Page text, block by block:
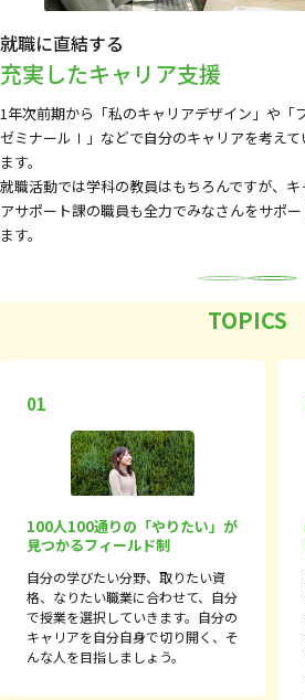
就職に直結する
充実したキャリア支援
1年次前期から「私のキャリアデザイン」や「
ゼミナールⅠ」などで自分のキャリアを考えて
ます。
就職活動では学科の教員はもちろんですが、キ
アサポート課の職員も全力でみなさんをサポー
ます。
PreviousNext
TOPICS
01
100人100通りの「やりたい」が
見つかるフィールド制
自分の学びたい分野、取りたい資
格、なりたい職業に合わせて、自分
で授業を選択していきます。自分の
キャリアを自分自身で切り開く、そ
んな人を目指しましょう。